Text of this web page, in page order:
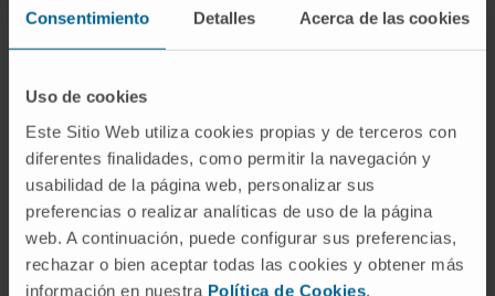
Consentimiento Detalles Acerca de las cookies
Uso de cookies
Este Sitio Web utiliza cookies propias y de terceros con
diferentes finalidades, como permitir la navegación y
usabilidad de la página web, personalizar sus
preferencias o realizar analíticas de uso de la página
web. A continuación, puede configurar sus preferencias,
rechazar o bien aceptar todas las cookies y obtener más
información en nuestra Política de Cookies.
CUN Healthy Forum
Healthy Forum Clínica Universidad de Navarra:
aprender y aplicar